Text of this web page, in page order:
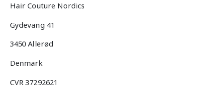
Hair Couture Nordics
Gydevang 41
3450 Allerød
Denmark
CVR 37292621